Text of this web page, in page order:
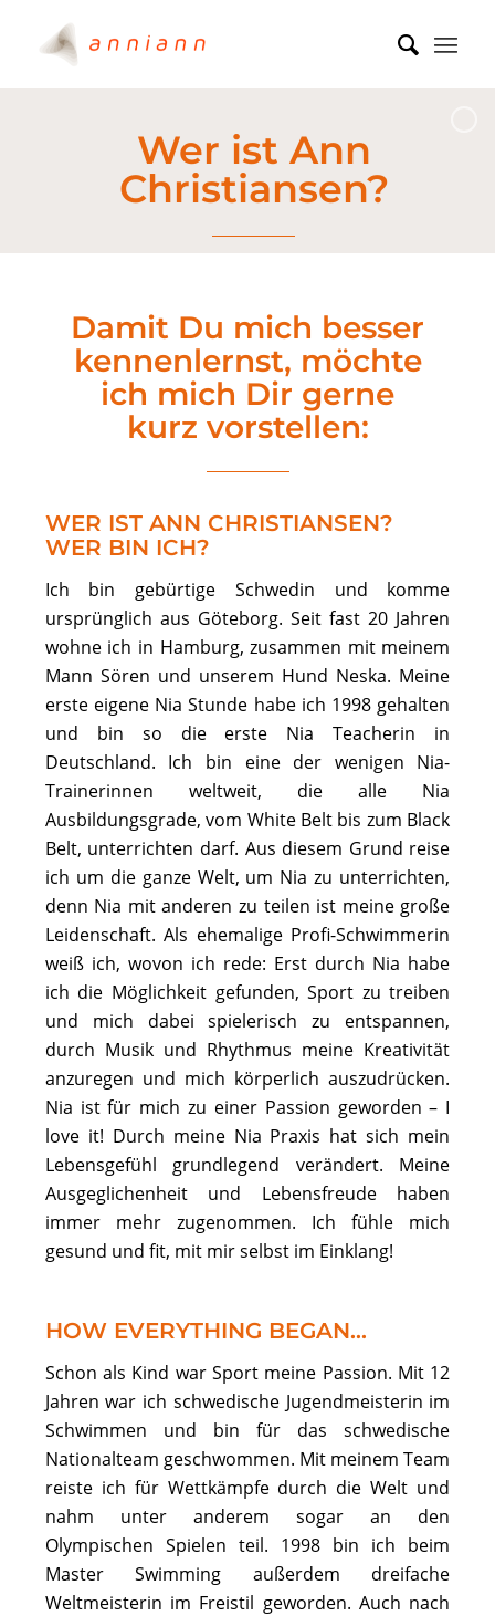
Wer ist Ann
Christiansen?
Damit Du mich besser
kennenlernst, möchte
ich mich Dir gerne
kurz vorstellen:
WER IST ANN CHRISTIANSEN?
WER BIN ICH?
Ich bin gebürtige Schwedin und komme
ursprünglich aus Göteborg. Seit fast 20 Jahren
wohne ich in Hamburg, zusammen mit meinem
Mann Sören und unserem Hund Neska. Meine
erste eigene Nia Stunde habe ich 1998 gehalten
und bin so die erste Nia Teacherin in
Deutschland. Ich bin eine der wenigen Nia-
Trainerinnen weltweit, die alle Nia
Ausbildungsgrade, vom White Belt bis zum Black
Belt, unterrichten darf. Aus diesem Grund reise
ich um die ganze Welt, um Nia zu unterrichten,
denn Nia mit anderen zu teilen ist meine große
Leidenschaft. Als ehemalige Profi-Schwimmerin
weiß ich, wovon ich rede: Erst durch Nia habe
ich die Möglichkeit gefunden, Sport zu treiben
und mich dabei spielerisch zu entspannen,
durch Musik und Rhythmus meine Kreativität
anzuregen und mich körperlich auszudrücken.
Nia ist für mich zu einer Passion geworden – I
love it! Durch meine Nia Praxis hat sich mein
Lebensgefühl grundlegend verändert. Meine
Ausgeglichenheit und Lebensfreude haben
immer mehr zugenommen. Ich fühle mich
gesund und fit, mit mir selbst im Einklang!
HOW EVERYTHING BEGAN...
Schon als Kind war Sport meine Passion. Mit 12
Jahren war ich schwedische Jugendmeisterin im
Schwimmen und bin für das schwedische
Nationalteam geschwommen. Mit meinem Team
reiste ich für Wettkämpfe durch die Welt und
nahm unter anderem sogar an den
Olympischen Spielen teil. 1998 bin ich beim
Master Swimming außerdem dreifache
Weltmeisterin im Freistil geworden. Auch nach